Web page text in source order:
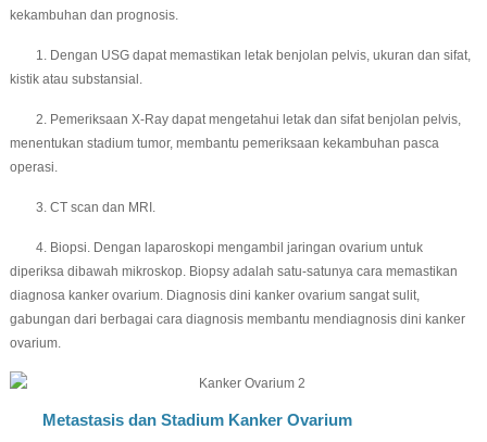
kekambuhan dan prognosis.
1. Dengan USG dapat memastikan letak benjolan pelvis, ukuran dan sifat,
kistik atau substansial.
2. Pemeriksaan X-Ray dapat mengetahui letak dan sifat benjolan pelvis,
menentukan stadium tumor, membantu pemeriksaan kekambuhan pasca
operasi.
3. CT scan dan MRI.
4. Biopsi. Dengan laparoskopi mengambil jaringan ovarium untuk
diperiksa dibawah mikroskop. Biopsy adalah satu-satunya cara memastikan
diagnosa kanker ovarium. Diagnosis dini kanker ovarium sangat sulit,
gabungan dari berbagai cara diagnosis membantu mendiagnosis dini kanker
ovarium.
Metastasis dan Stadium Kanker Ovarium